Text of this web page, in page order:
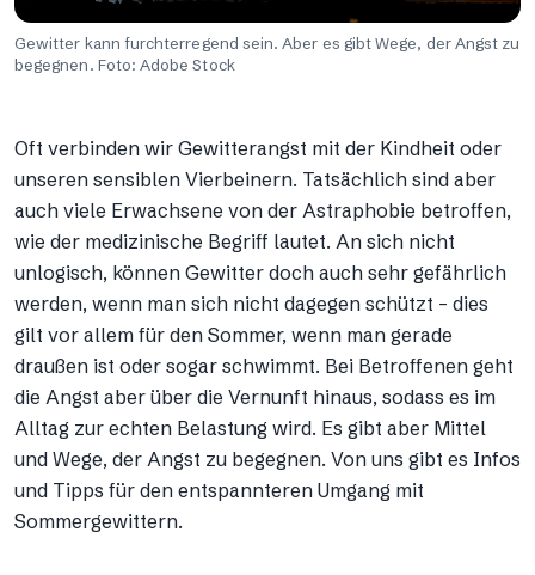
Gewitter kann furchterregend sein. Aber es gibt Wege, der Angst zu
begegnen. Foto: Adobe Stock
Oft verbinden wir Gewitterangst mit der Kindheit oder
unseren sensiblen Vierbeinern. Tatsächlich sind aber
auch viele Erwachsene von der Astraphobie betroffen,
wie der medizinische Begriff lautet. An sich nicht
unlogisch, können Gewitter doch auch sehr gefährlich
werden, wenn man sich nicht dagegen schützt – dies
gilt vor allem für den Sommer, wenn man gerade
draußen ist oder sogar schwimmt. Bei Betroffenen geht
die Angst aber über die Vernunft hinaus, sodass es im
Alltag zur echten Belastung wird. Es gibt aber Mittel
und Wege, der Angst zu begegnen. Von uns gibt es Infos
und Tipps für den entspannteren Umgang mit
Sommergewittern.